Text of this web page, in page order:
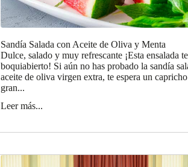
Sandía Salada con Aceite de Oliva y Menta
Dulce, salado y muy refrescante ¡Esta ensalada
boquiabierto! Si aún no has probado la sandía
aceite de oliva virgen extra, te espera un
gran...
Leer más...